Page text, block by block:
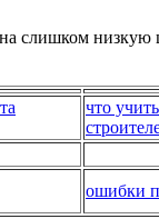
слишком низкую
что
ошибки